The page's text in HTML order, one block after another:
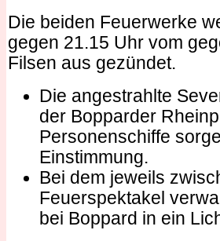
Die beiden Feuerwerke
gegen 21.15 Uhr vom
Filsen aus gezündet.
Die angestrahlte
der Bopparder
Personenschiffe
Einstimmung.
Bei dem jeweils
Feuerspektakel
bei Boppard in ein